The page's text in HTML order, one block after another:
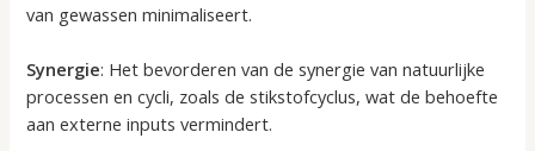
van gewassen minimaliseert.
Synergie: Het bevorderen van de synergie van natuurlijke
processen en cycli, zoals de stikstofcyclus, wat de behoefte
aan externe inputs vermindert.